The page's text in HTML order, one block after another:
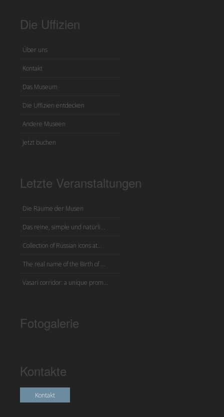
Die Uffizien
Über uns
Kontakt
Das Museum
Die Uffizien entdecken
Andere Museen
Jetzt buchen
Letzte Veranstaltungen
Die Räume der Musen
Das reine, simple und natürli...
Collection of Russian icons at...
The real name of the Birth of ...
Vasari corridor: a unique prom...
Fotogalerie
Kontakte
Kontakt